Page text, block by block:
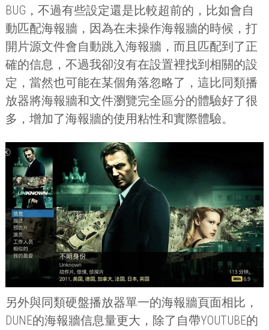
BUG ，不過有些設定還是比較超前的，比如會自
動匹配海報牆，因為在未操作海報牆的時候，打
開片源文件會自動跳入海報牆，而且匹配到了正
確的信息，不過我卻沒有在設置裡找到相關的設
定，當然也可能在某個角落忽略了，這比同類播
放器將海報牆和文件瀏覽完全區分的體驗好了很
多，增加了海報牆的使用粘性和實際體驗。
另外與同類硬盤播放器單一的海報牆頁面相比，
DUNE的海報牆信息量更大，除了自帶YOUTUBE的